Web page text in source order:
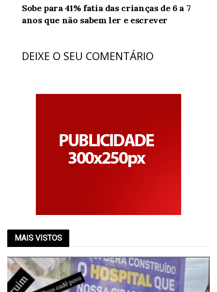
Sobe para 41% fatia das crianças de 6 a 7
anos que não sabem ler e escrever
DEIXE O SEU COMENTÁRIO
MAIS VISTOS